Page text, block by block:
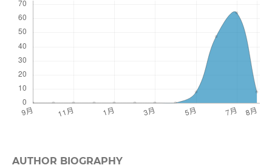
AUTHOR BIOGRAPHY